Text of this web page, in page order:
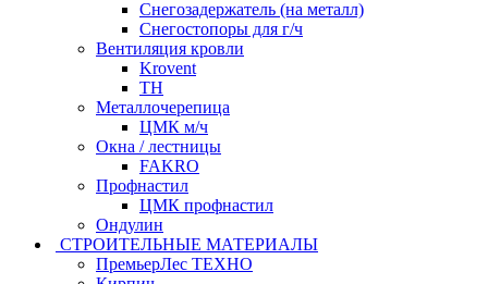
Снегозадержатель (на металл)
Снегостопоры для г/ч
Вентиляция кровли
Krovent
ТН
Металлочерепица
ЦМК м/ч
Окна / лестницы
FAKRO
Профнастил
ЦМК профнастил
Ондулин
СТРОИТЕЛЬНЫЕ МАТЕРИАЛЫ
ПремьерЛес ТЕХНО